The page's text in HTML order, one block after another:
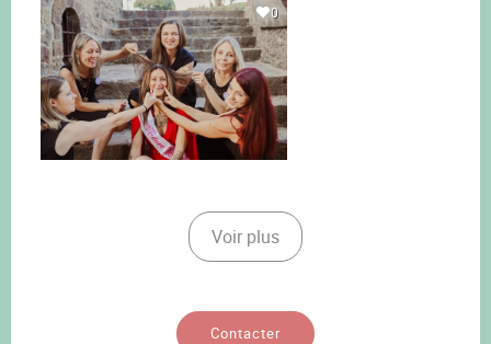
0
Voir plus
Contacter